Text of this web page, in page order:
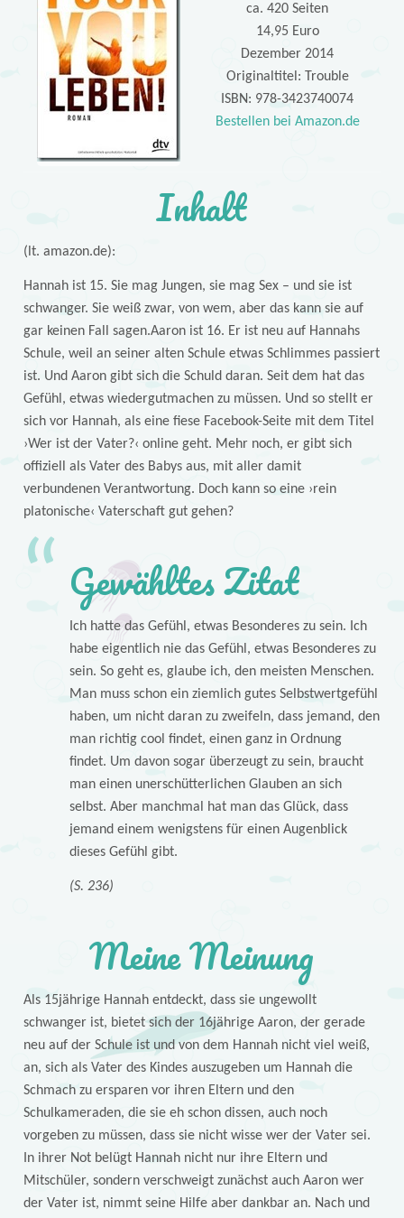
ca. 420 Seiten
14,95 Euro
Dezember 2014
Originaltitel: Trouble
ISBN: 978-3423740074
Bestellen bei Amazon.de
Inhalt
(lt. amazon.de):
Hannah ist 15. Sie mag Jungen, sie mag Sex – und sie ist
schwanger. Sie weiß zwar, von wem, aber das kann sie auf
gar keinen Fall sagen.Aaron ist 16. Er ist neu auf Hannahs
Schule, weil an seiner alten Schule etwas Schlimmes passiert
ist. Und Aaron gibt sich die Schuld daran. Seit dem hat das
Gefühl, etwas wiedergutmachen zu müssen. Und so stellt er
sich vor Hannah, als eine fiese Facebook-Seite mit dem Titel
›Wer ist der Vater?‹ online geht. Mehr noch, er gibt sich
offiziell als Vater des Babys aus, mit aller damit
verbundenen Verantwortung. Doch kann so eine ›rein
platonische‹ Vaterschaft gut gehen?
Gewähltes Zitat
Ich hatte das Gefühl, etwas Besonderes zu sein. Ich
habe eigentlich nie das Gefühl, etwas Besonderes zu
sein. So geht es, glaube ich, den meisten Menschen.
Man muss schon ein ziemlich gutes Selbstwertgefühl
haben, um nicht daran zu zweifeln, dass jemand, den
man richtig cool findet, einen ganz in Ordnung
findet. Um davon sogar überzeugt zu sein, braucht
man einen unerschütterlichen Glauben an sich
selbst. Aber manchmal hat man das Glück, dass
jemand einem wenigstens für einen Augenblick
dieses Gefühl gibt.
(S. 236)
Meine Meinung
Als 15jährige Hannah entdeckt, dass sie ungewollt
schwanger ist, bietet sich der 16jährige Aaron, der gerade
neu auf der Schule ist und von dem Hannah nicht viel weiß,
an, sich als Vater des Kindes auszugeben um Hannah die
Schmach zu ersparen vor ihren Eltern und den
Schulkameraden, die sie eh schon dissen, auch noch
vorgeben zu müssen, dass sie nicht wisse wer der Vater sei.
In ihrer Not belügt Hannah nicht nur ihre Eltern und
Mitschüler, sondern verschweigt zunächst auch Aaron wer
der Vater ist, nimmt seine Hilfe aber dankbar an. Nach und